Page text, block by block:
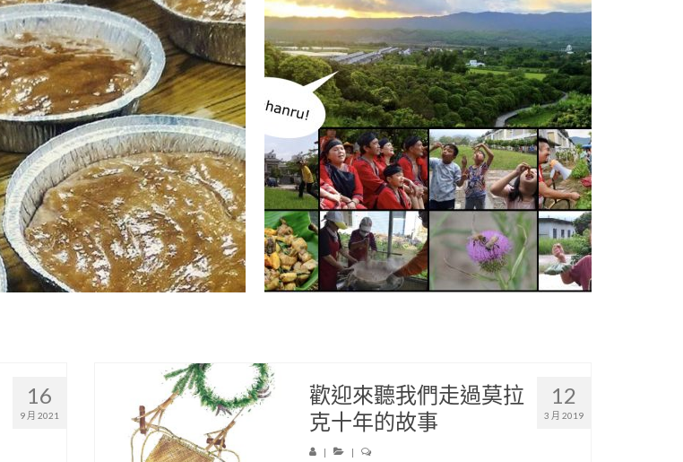
16
9 月 2021
12
3 月 2019
歡迎來聽我們走過莫拉
克十年的故事
| |